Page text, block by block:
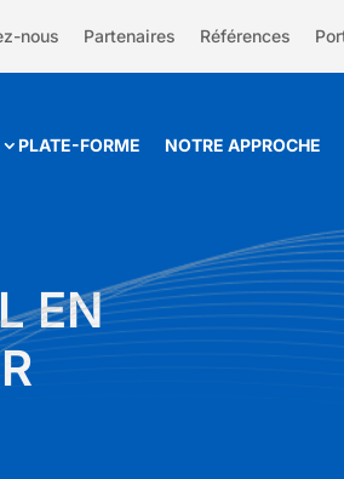
nous Partenaires Références
PLATE-FORME NOTRE APPROCHE
EN